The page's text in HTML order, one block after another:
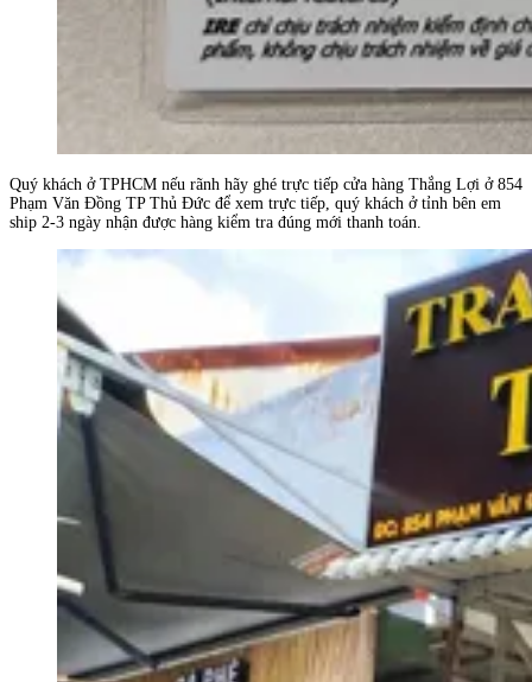
Quý khách ở TPHCM nếu rãnh hãy ghé trực tiếp cửa hàng Thắng Lợi ở 854
Phạm Văn Đồng TP Thủ Đức để xem trực tiếp, quý khách ở tỉnh bên em
ship 2-3 ngày nhận được hàng kiểm tra đúng mới thanh toán.